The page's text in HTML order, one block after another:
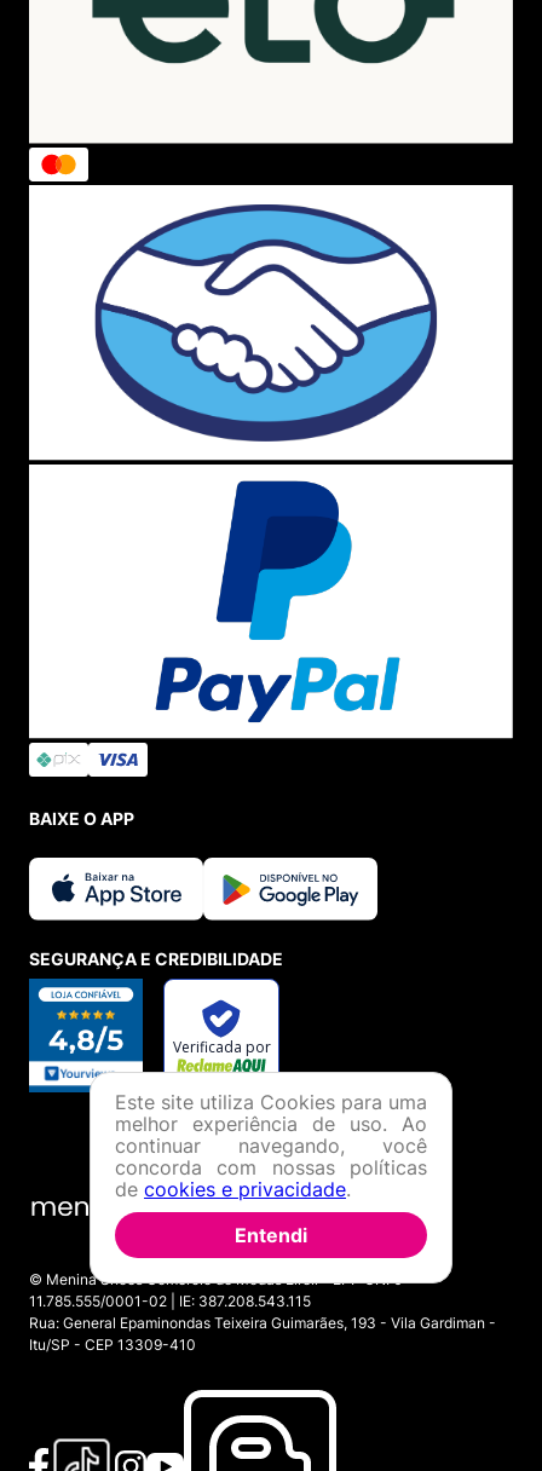
BAIXE O APP
SEGURANÇA E CREDIBILIDADE
© Menina Shoes Comércio de Modas Eireli - EPP CNPJ:
11.785.555/0001-02 | IE: 387.208.543.115
Rua: General Epaminondas Teixeira Guimarães, 193 - Vila Gardiman -
Itu/SP - CEP 13309-410
Este site utiliza Cookies para uma
melhor experiência de uso. Ao
continuar navegando, você
concorda com nossas políticas
de cookies e privacidade.
Entendi